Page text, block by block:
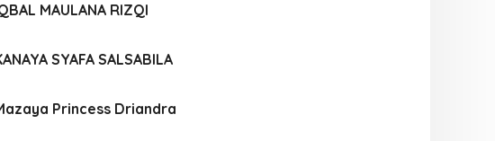
MAULANA RIZQI
SYAFA SALSABILA
Princess Driandra